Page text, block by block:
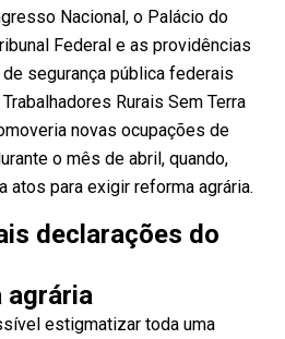
Nacional, o Palácio do
Federal e as providências
segurança pública federais
Rurais Sem Terra
novas ocupações de
o mês de abril, quando,
atos para exigir reforma agrária.
declarações do
agrária
estigmatizar toda uma